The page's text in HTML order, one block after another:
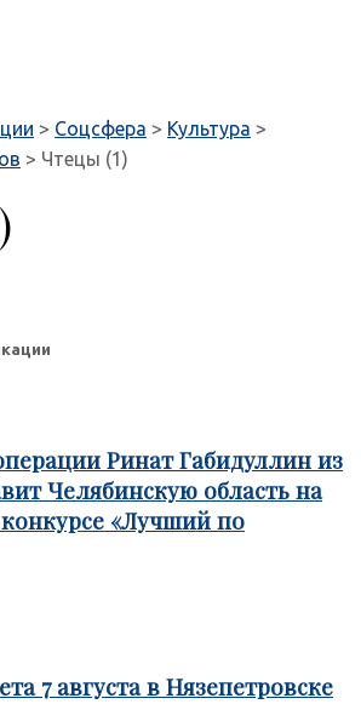
> Соцсфера > Культура >
> Чтецы (1)
Ринат Габидуллин из
Челябинскую область на
«Лучший по
7 августа в Нязепетровске